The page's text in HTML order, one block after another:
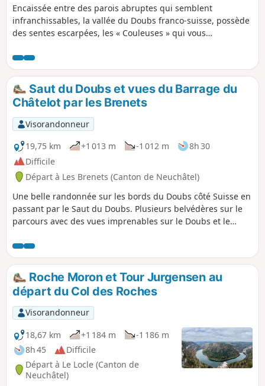
Encaissée entre des parois abruptes qui semblent
infranchissables, la vallée du Doubs franco-suisse, possède
des sentes escarpées, les « Couleuses » qui vous
verdoyantes de ce torrent bondissant entre les énormes
roches moussues dégringolées des falaises au cours des
millénaires. Retour par des sentiers de corniches
pittoresques au gré de trois belvédères sur la vallée.
Saut du Doubs et vues du Barrage du
Châtelot par les Brenets
Visorandonneur
19,75 km
+1 013 m -1 012 m
8h 30
Difficile
Départ à Les Brenets (Canton de Neuchâtel)
Une belle randonnée sur les bords du Doubs côté Suisse en
passant par le Saut du Doubs. Plusieurs belvédères sur le
parcours avec des vues imprenables sur le Doubs et le
jusqu'au barrage mais il est tout-à-fait possible de faire un
petit détour pour aller le voir.
Roche Moron et Tour Jurgensen au
départ du Col des Roches
Visorandonneur
18,67 km
+1 184 m
-1 186 m
8h 45
Difficile
Départ à Le Locle (Canton de
Neuchâtel)